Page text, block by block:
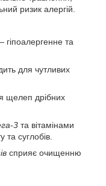
ризик алергій.
та
для чутливих
щелеп дрібних
3 та вітамінами
та суглобів.
сприяє очищенню